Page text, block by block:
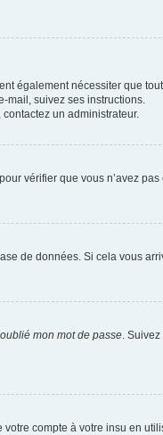
également nécessiter que
mail, suivez ses instructions.
un administrateur.
vérifier que vous n’avez pas
de données. Si cela vous
oublié mon mot de passe.
compte à votre insu en